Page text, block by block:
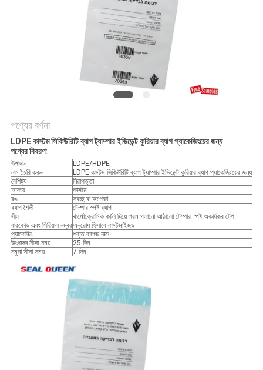
পণ্যের বর্ণনা
LDPE কাস্টম সিকিউরিটি ব্যাগ ট্যাম্পার ইভিডেন্ট কুরিয়ার ব্যাগ প্যাকেজিংয়ের জন্য
পণ্যের বিবরণ:
উপাদান
LDPE/HDPE
নাম তৈরি করুন
LDPE কাস্টম সিকিউরিটি ব্যাগ ট্যাম্পার ইভিডেন্ট কুরিয়ার ব্যাগ প্যাকেজিংয়ের জন্য
বৈশিষ্ট্য
নিরাপত্তা
আকার
কাস্টম
রঙ
স্বচ্ছ বা অপেকা
ব্যাগ শৈলী
টেম্পার স্পষ্ট ব্যাগ
সীল
থার্মোক্রোমিক কালি দিয়ে গরম গলানো আঠালো টেম্পার স্পষ্ট অকার্যকর টেপ
বারকোড এবং সিরিয়াল নম্বরঅনুরোধ হিসাবে কাস্টমাইজড
প্যাকেজিং
শক্ত কাগজ বাক্স
উৎপাদন সীসা সময়
25 দিন
নমুনা সীসা সময়
7 দিন